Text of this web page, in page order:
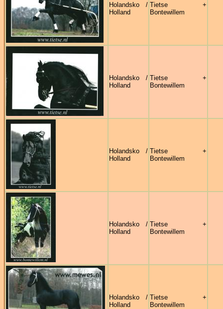
Holandsko /
Holland
Tietse +
Bontewillem
Holandsko /
Holland
Tietse +
Bontewillem
Holandsko /
Holland
Tietse +
Bontewillem
Holandsko /
Holland
Tietse +
Bontewillem
Holandsko /
Holland
Tietse +
Bontewillem